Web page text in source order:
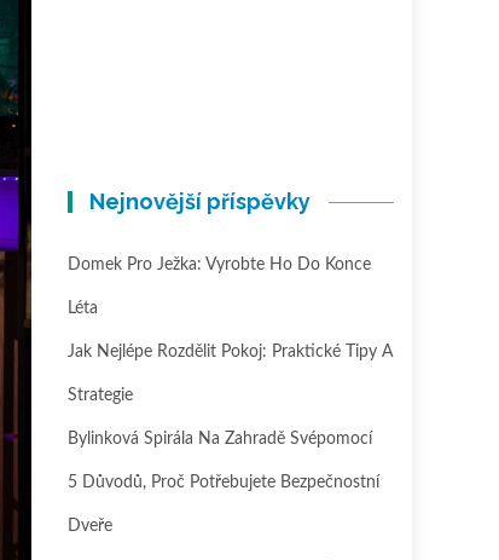
Nejnovější příspěvky
Domek Pro Ježka: Vyrobte Ho Do Konce
Léta
Jak Nejlépe Rozdělit Pokoj: Praktické Tipy A
Strategie
Bylinková Spirála Na Zahradě Svépomocí
5 Důvodů, Proč Potřebujete Bezpečnostní
Dveře